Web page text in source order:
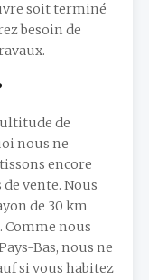
soit terminé
besoin de
de
nous ne
encore
vente. Nous
de 30 km
nous
Bas, nous ne
si vous habitez